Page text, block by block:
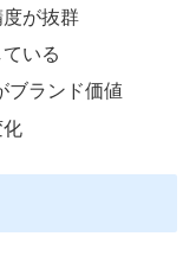
が抜群
いる
ブランド価値
化